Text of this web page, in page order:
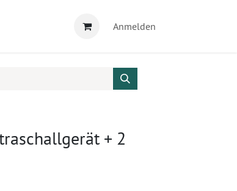
Anmelden
+ 2